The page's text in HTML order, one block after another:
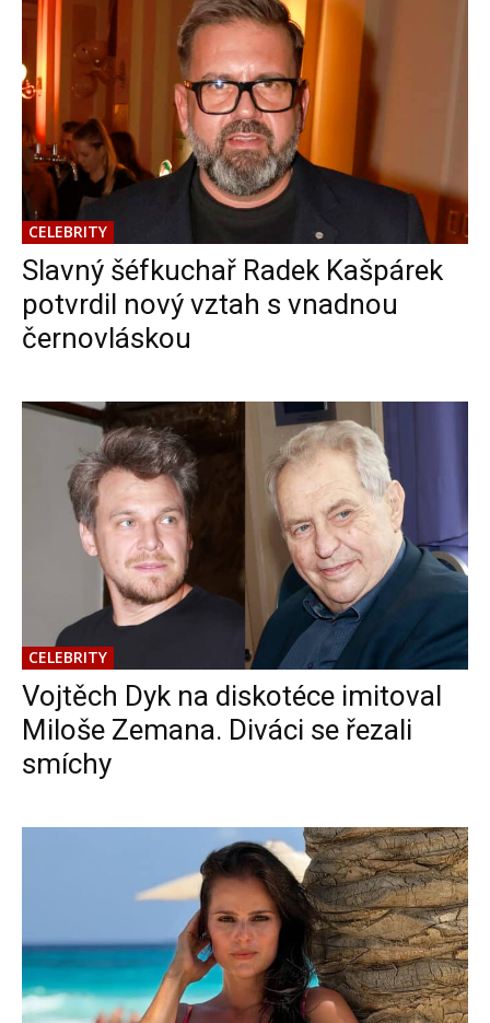
CELEBRITY
Slavný šéfkuchař Radek Kašpárek
potvrdil nový vztah s vnadnou
černovláskou
CELEBRITY
Vojtěch Dyk na diskotéce imitoval
Miloše Zemana. Diváci se řezali
smíchy